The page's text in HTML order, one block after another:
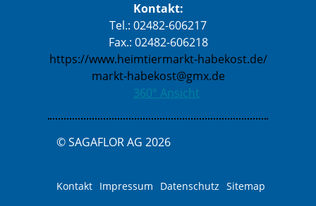
Kontakt:
Tel.: 02482-606217
Fax.: 02482-606218
https://www.heimtiermarkt-habekost.de/
markt-habekost@gmx.de
360° Ansicht
© SAGAFLOR AG 2026
Kontakt Impressum Datenschutz Sitemap